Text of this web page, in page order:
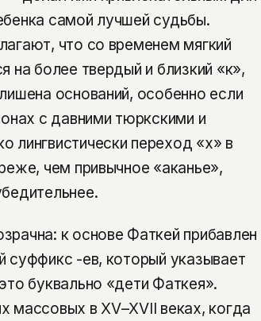
самой лучшей судьбы.
что со временем мягкий
на более твердый и близкий «к»,
оснований, особенно если
с давними тюркскими и
лингвистически переход «х» в
чем привычное «аканье»,
к основе Фаткей прибавлен
суффикс -ев, который указывает
буквально «дети Фаткея».
массовых в XV–XVII веках, когда